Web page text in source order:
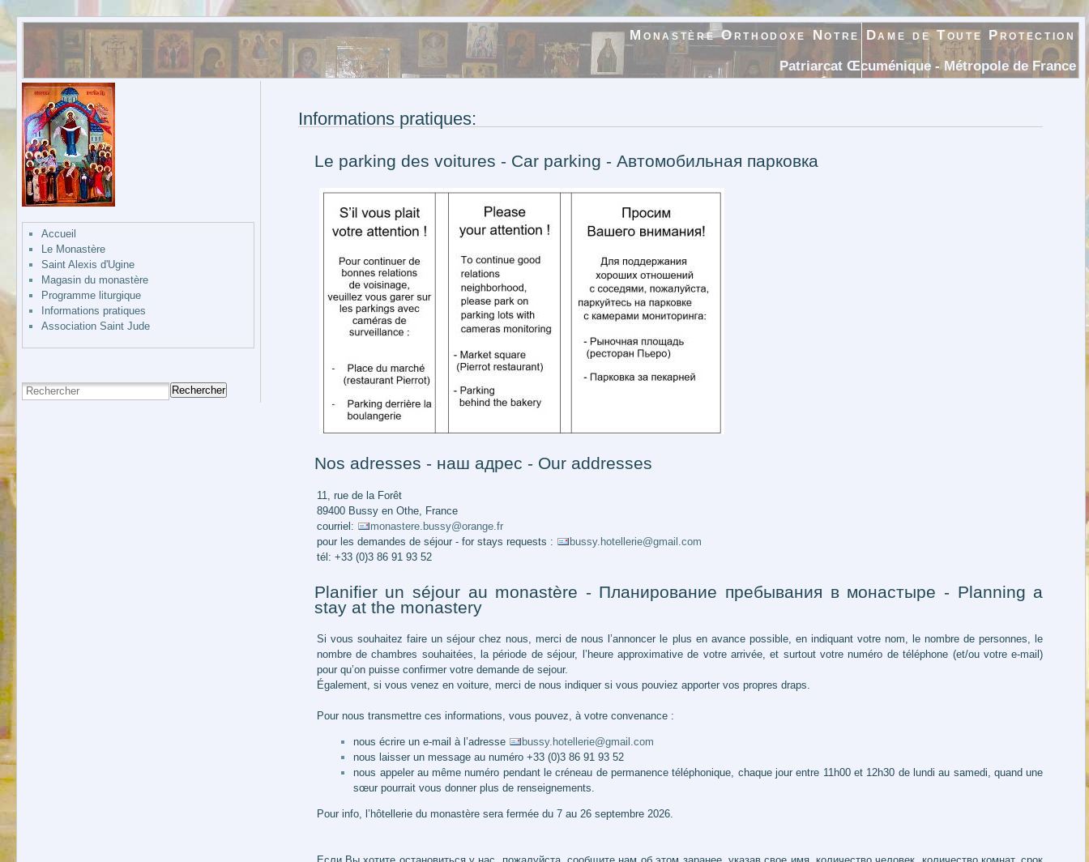
Monastère Orthodoxe Notre Dame de Toute Protection
Patriarcat Œcuménique - Métropole de France
Accueil
Le Monastère
Saint Alexis d'Ugine
Magasin du monastère
Programme liturgique
Informations pratiques
Association Saint Jude
Rechercher
Informations pratiques:
Le parking des voitures - Car parking - Автомобильная парковка
Nos adresses - наш адрес - Our addresses
11, rue de la Forêt
89400 Bussy en Othe, France
courriel:
monastere.bussy@orange.fr
pour les demandes de séjour - for stays requests :
bussy.hotellerie@gmail.com
tél: +33 (0)3 86 91 93 52
Planifier un séjour au monastère - Планирование пребывания в монастыре - Planning a
stay at the monastery
Si vous souhaitez faire un séjour chez nous, merci de nous l’annoncer le plus en avance possible, en indiquant votre nom, le nombre de personnes, le
nombre de chambres souhaitées, la période de séjour, l’heure approximative de votre arrivée, et surtout votre numéro de téléphone (et/ou votre e-mail)
pour qu’on puisse confirmer votre demande de sejour.
Également, si vous venez en voiture, merci de nous indiquer si vous pouviez apporter vos propres draps.
Pour nous transmettre ces informations, vous pouvez, à votre convenance :
nous écrire un e-mail à l’adresse
bussy.hotellerie@gmail.com
nous laisser un message au numéro +33 (0)3 86 91 93 52
nous appeler au même numéro pendant le créneau de permanence téléphonique, chaque jour entre 11h00 et 12h30 de lundi au samedi, quand une
sœur pourrait vous donner plus de renseignements.
Pour info, l’hôtellerie du monastère sera fermée du 7 au 26 septembre 2026.